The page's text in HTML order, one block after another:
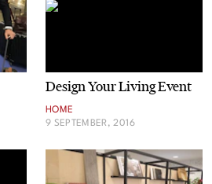
Design Your Living Event
HOME
9 SEPTEMBER, 2016